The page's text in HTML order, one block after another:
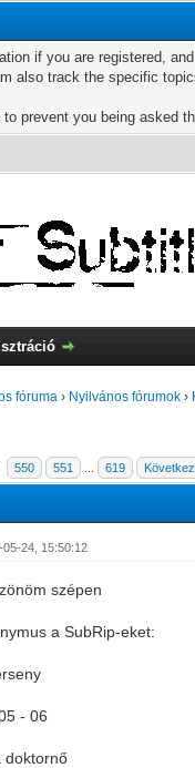
if you are registered,
also track the specific
prevent you being
fóruma › Nyilvános fórumok ›
550 551 619
05-24, 15:50:12
szépen
a SubRip-eket:
- 06
doktornő